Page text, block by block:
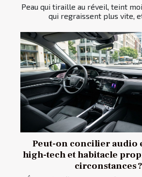
Peau qui tiraille au réveil, teint
qui regraissent plus vite,
Peut-on concilier audio
high-tech et habitacle
circonstances ?